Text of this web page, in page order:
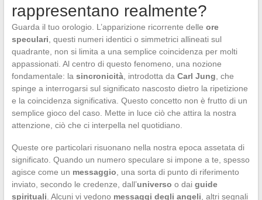
rappresentano realmente?
Guarda il tuo orologio. L’apparizione ricorrente delle ore
speculari , questi numeri identici o simmetrici allineati sul
quadrante, non si limita a una semplice coincidenza per molti
appassionati. Al centro di questo fenomeno, una nozione
fondamentale: la sincronicità, introdotta da Carl Jung , che
spinge a interrogarsi sul significato nascosto dietro la ripetizione
e la coincidenza significativa. Questo concetto non è frutto di un
semplice gioco del caso. Mette in luce ciò che attira la nostra
attenzione, ciò che ci interpella nel quotidiano.
Queste ore particolari risuonano nella nostra epoca assetata di
significato. Quando un numero speculare si impone a te, spesso
agisce come un messaggio , una sorta di punto di riferimento
inviato, secondo le credenze, dall’universo o dai guide
spirituali . Alcuni vi vedono messaggi degli angeli , altri segnali